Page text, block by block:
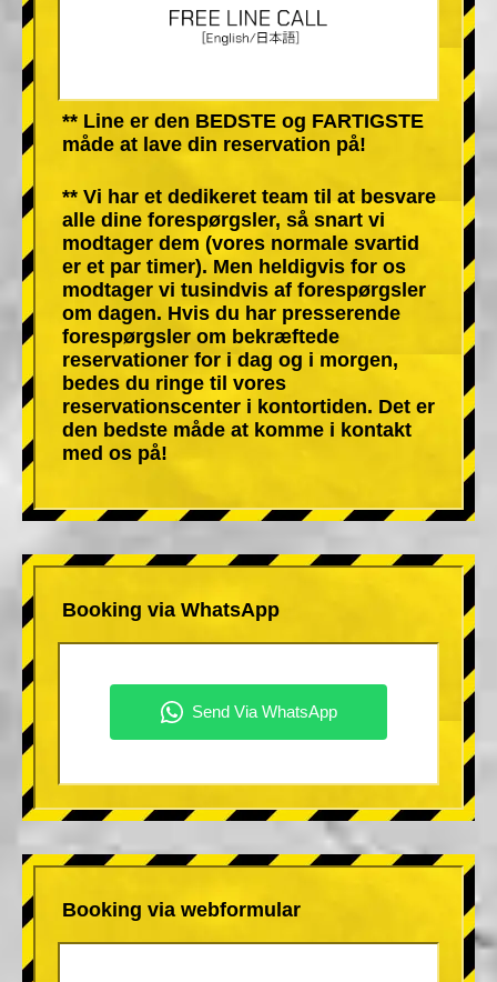
** Line er den BEDSTE og FARTIGSTE
måde at lave din reservation på!
** Vi har et dedikeret team til at besvare
alle dine forespørgsler, så snart vi
modtager dem (vores normale svartid
er et par timer). Men heldigvis for os
modtager vi tusindvis af forespørgsler
om dagen. Hvis du har presserende
forespørgsler om bekræftede
reservationer for i dag og i morgen,
bedes du ringe til vores
reservationscenter i kontortiden. Det er
den bedste måde at komme i kontakt
med os på!
Booking via WhatsApp
Booking via webformular